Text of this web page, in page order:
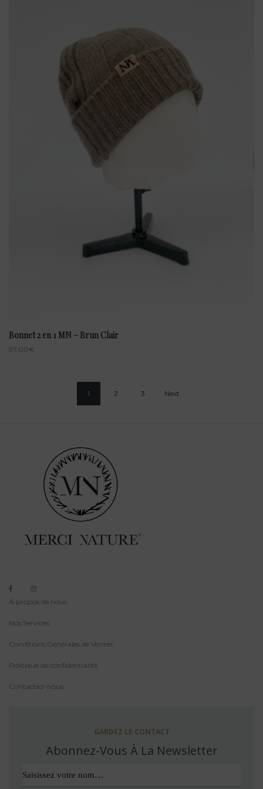
Bonnet 2 en 1 MN – Brun Clair
97.00€
1 2 3 Next
À propos de nous
Nos Services
Conditions Générales de Ventes
Politique de confidentialité
Contactez-nous
GARDEZ LE CONTACT
Abonnez-Vous À La Newsletter